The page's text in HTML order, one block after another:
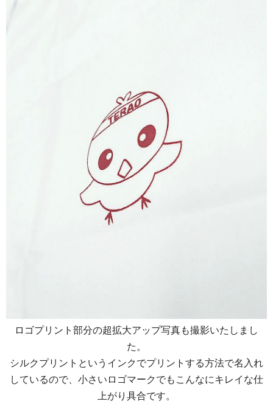
ロゴプリント部分の超拡大アップ写真も撮影いたしまし
た。
シルクプリントというインクでプリントする方法で名入れ
しているので、小さいロゴマークでもこんなにキレイな仕
上がり具合です。